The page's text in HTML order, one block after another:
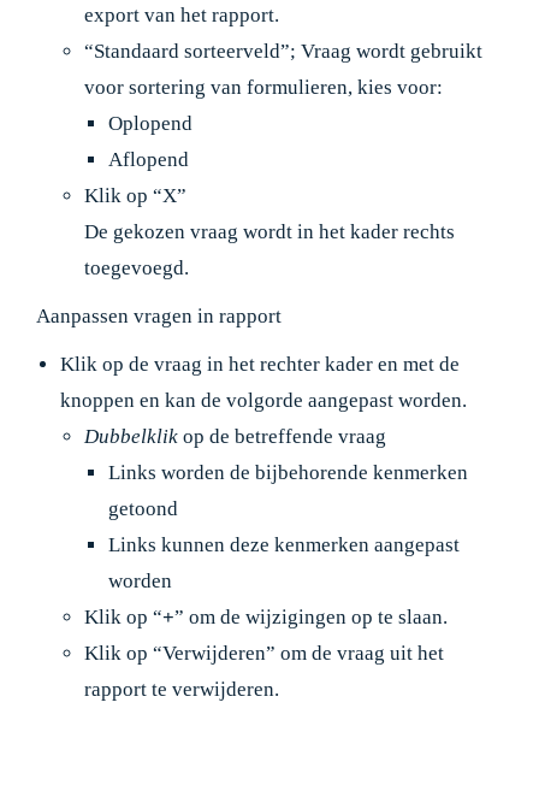
export van het rapport.
“Standaard sorteerveld”; Vraag wordt gebruikt
voor sortering van formulieren, kies voor:
Oplopend
Aflopend
Klik op “X”
De gekozen vraag wordt in het kader rechts
toegevoegd.
Aanpassen vragen in rapport
Klik op de vraag in het rechter kader en met de
knoppen en kan de volgorde aangepast worden.
Dubbelklik op de betreffende vraag
Links worden de bijbehorende kenmerken
getoond
Links kunnen deze kenmerken aangepast
worden
Klik op “+” om de wijzigingen op te slaan.
Klik op “Verwijderen” om de vraag uit het
rapport te verwijderen.